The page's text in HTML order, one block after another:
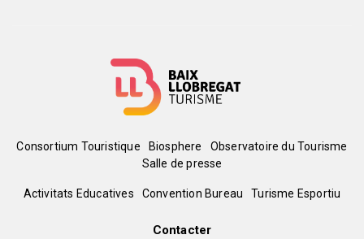
Menú
del
Consortium Touristique Biosphere
Observatoire du Tourisme
Salle de presse
Peu
Activitats Educatives Convention Bureau Turisme Esportiu
Contacter